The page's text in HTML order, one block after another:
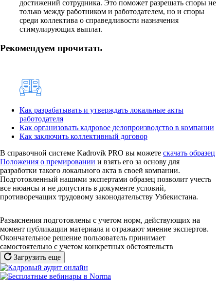
достижений сотрудника. Это поможет разрешать споры не
только между работником и работодателем, но и споры
среди коллектива о справедливости назначения
стимулирующих выплат.
Рекомендуем прочитать
Как разрабатывать и утверждать локальные акты
работодателя
Как организовать кадровое делопроизводство в компании
Как заключить коллективный договор
В справочной системе Kadrovik PRO вы можете скачать образец
Положения о премировании и взять его за основу для
разработки такого локального акта в своей компании.
Подготовленный нашими экспертами образец позволит учесть
все нюансы и не допустить в документе условий,
противоречащих трудовому законодательству Узбекистана.
Разъяснения подготовлены с учетом норм, действующих на
момент публикации материала и отражают мнение экспертов.
Окончательное решение пользователь принимает
самостоятельно с учетом конкретных обстоятельств
Загрузить еще